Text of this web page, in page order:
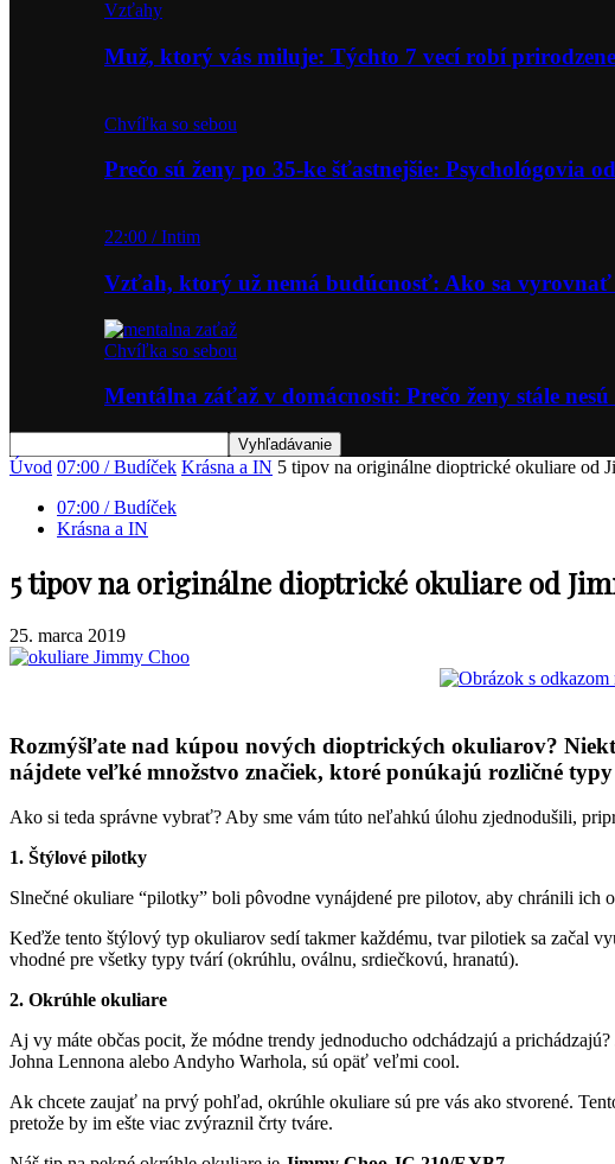
Vzťahy
Muž, ktorý vás miluje: Týchto 7 vecí robí
Chvíľka so sebou
Prečo sú ženy po 35-ke šťastnejšie: Psychológovia
22:00 / Intim
Vzťah, ktorý už nemá budúcnosť: Ako sa
Chvíľka so sebou
Mentálna záťaž v domácnosti: Prečo ženy stále
Úvod 07:00 / Budíček Krásna a IN 5 tipov na originálne dioptrické okuliare od
07:00 / Budíček
Krásna a IN
5 tipov na originálne dioptrické okuliare od
25. marca 2019
Rozmýšľate nad kúpou nových dioptrických okuliarov?
nájdete veľké množstvo značiek, ktoré ponúkajú rozličné
Ako si teda správne vybrať? Aby sme vám túto neľahkú úlohu zjednodušili,
1. Štýlové pilotky
Slnečné okuliare “pilotky” boli pôvodne vynájdené pre pilotov, aby chránili ich
Keďže tento štýlový typ okuliarov sedí takmer každému, tvar pilotiek sa začal
vhodné pre všetky typy tvárí (okrúhlu, oválnu, srdiečkovú, hranatú).
2. Okrúhle okuliare
Aj vy máte občas pocit, že módne trendy jednoducho odchádzajú a
Johna Lennona alebo Andyho Warhola, sú opäť veľmi cool.
Ak chcete zaujať na prvý pohľad, okrúhle okuliare sú pre vás ako stvorené.
pretože by im ešte viac zvýraznil črty tváre.